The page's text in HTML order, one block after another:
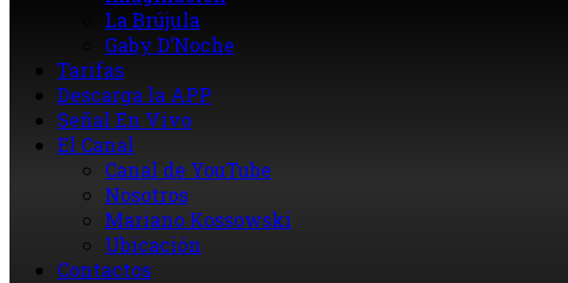
La Brújula
Gaby D’Noche
Tarifas
Descarga la APP
Señal En Vivo
El Canal
Canal de YouTube
Nosotros
Mariano Kossowski
Ubicación
Contactos